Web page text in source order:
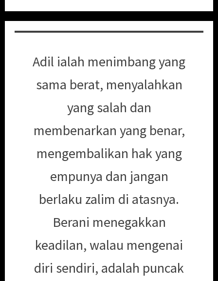
Adil ialah menimbang yang
sama berat, menyalahkan
yang salah dan
membenarkan yang benar,
mengembalikan hak yang
empunya dan jangan
berlaku zalim di atasnya.
Berani menegakkan
keadilan, walau mengenai
diri sendiri, adalah puncak